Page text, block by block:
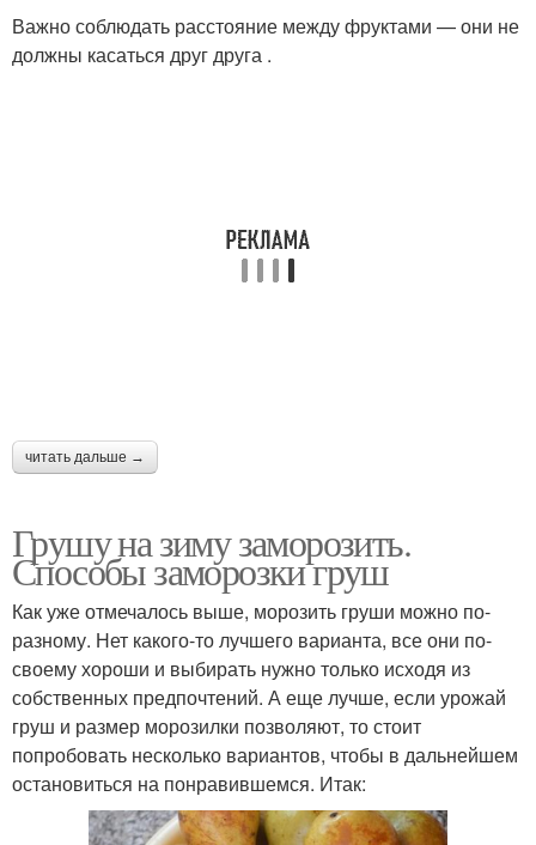
Важно соблюдать расстояние между фруктами — они не
должны касаться друг друга .
читать дальше →
Грушу на зиму заморозить.
Способы заморозки груш
Как уже отмечалось выше, морозить груши можно по-
разному. Нет какого-то лучшего варианта, все они по-
своему хороши и выбирать нужно только исходя из
собственных предпочтений. А еще лучше, если урожай
груш и размер морозилки позволяют, то стоит
попробовать несколько вариантов, чтобы в дальнейшем
остановиться на понравившемся. Итак: